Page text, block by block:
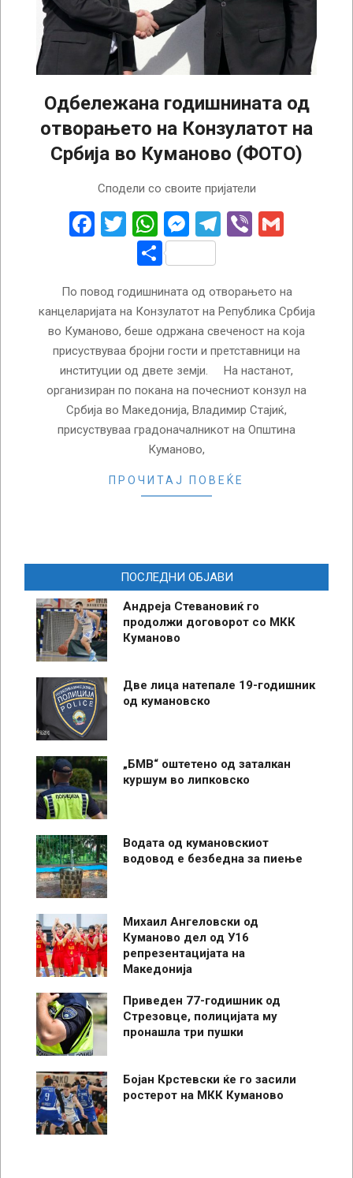
Одбележана годишнината од
отворањето на Конзулатот на
Србија во Куманово (ФОТО)
Сподели со своите пријатели
Facebook
Twitter
WhatsApp
Messenger
Telegram
Viber
Share
По повод годишнината од отворањето на
канцеларијата на Конзулатот на Република Србија
во Куманово, беше одржана свеченост на која
присуствуваа бројни гости и претставници на
институции од двете земји. На настанот,
организиран по покана на почесниот конзул на
Србија во Македонија, Владимир Стајиќ,
присуствуваа градоначалникот на Општина
Куманово,
ПРОЧИТАЈ ПОВЕЌЕ
ПОСЛЕДНИ ОБЈАВИ
Андреја Стевановиќ го
продолжи договорот со МКК
Куманово
Две лица натепале 19-годишник
од кумановско
„БМВ“ оштетено од заталкан
куршум во липковско
Водата од кумановскиот
водовод е безбедна за пиење
Михаил Ангеловски од
Куманово дел од У16
репрезентацијата на
Македонија
Приведен 77-годишник од
Стрезовце, полицијата му
пронашла три пушки
Бојан Крстевски ќе го засили
ростерот на МКК Куманово